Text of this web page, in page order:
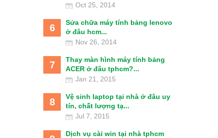
Oct 25, 2014
6
Sửa chữa máy tính bảng lenovo
ở đâu hcm...
Nov 26, 2014
7
Thay màn hình máy tính bảng
ACER ở đâu tphcm?...
Jan 21, 2015
8
Vệ sinh laptop tại nhà ở đâu uy
tín, chất lượng tạ...
Jul 7, 2015
Dịch vụ cài win tại nhà tphcm